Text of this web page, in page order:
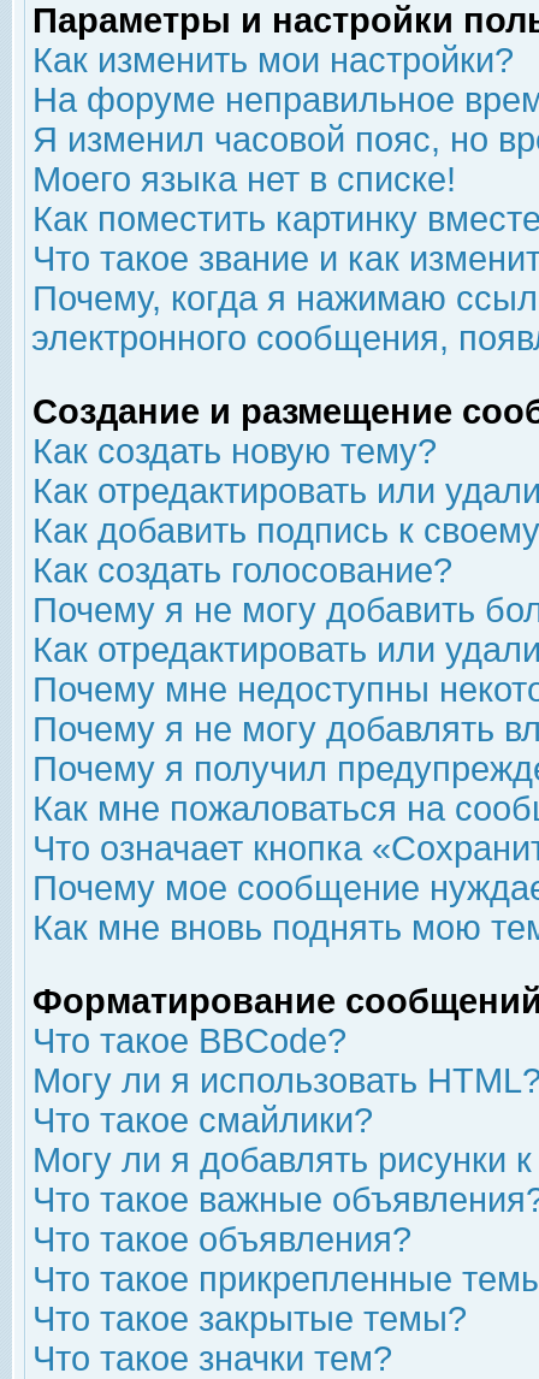
Параметры и настройки
Как изменить мои настройки?
На форуме неправильное
Я изменил часовой пояс, но
Моего языка нет в списке!
Как поместить картинку
Что такое звание и как
Почему, когда я нажимаю
электронного сообщения,
Создание и размещение
Как создать новую тему?
Как отредактировать или
Как добавить подпись к
Как создать голосование?
Почему я не могу добавить
Как отредактировать или
Почему мне недоступны
Почему я не могу добавлять
Почему я получил
Как мне пожаловаться на
Что означает кнопка
Почему мое сообщение
Как мне вновь поднять мою
Форматирование
Что такое BBCode?
Могу ли я использовать
Что такое смайлики?
Могу ли я добавлять рисунки
Что такое важные
Что такое объявления?
Что такое прикрепленные
Что такое закрытые темы?
Что такое значки тем?